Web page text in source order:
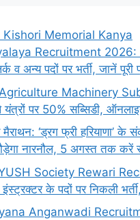
Kishori Memorial Kanya
Recruitment 2026:
व अन्य पदों पर भर्ती, जानें पूरी
Machinery
पर 50% सब्सिडी,
मैराथन: ‘ड्रग फ्री हरियाणा’
नारनौल, 5 अगस्त तक करें
Society Rewari
के पदों पर निकली
Anganwadi